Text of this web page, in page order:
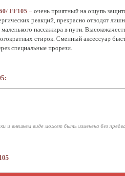
FF105 – очень приятный на ощупь
реакций, прекрасно отводят
пассажира в пути.
стирок. Сменный аксессуар
специальные прорези.
и внешнем виде может быть изменена без